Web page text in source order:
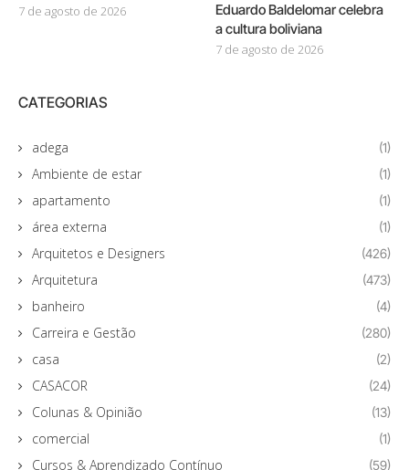
7 de agosto de 2026
Eduardo Baldelomar celebra
a cultura boliviana
7 de agosto de 2026
CATEGORIAS
adega (1)
Ambiente de estar (1)
apartamento (1)
área externa (1)
Arquitetos e Designers (426)
Arquitetura (473)
banheiro (4)
Carreira e Gestão (280)
casa (2)
CASACOR (24)
Colunas & Opinião (13)
comercial (1)
Cursos & Aprendizado Contínuo (59)